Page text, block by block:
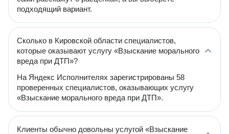
подходящий вариант.
Сколько в Кировской области специалистов,
которые оказывают услугу «Взыскание морального
вреда при ДТП»?
На Яндекс Исполнителях зарегистрированы 58
проверенных специалистов, оказывающих услугу
«Взыскание морального вреда при ДТП».
Клиенты обычно довольны услугой «Взыскание